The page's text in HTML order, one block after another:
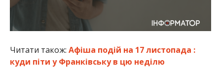
Читати також: Афіша подій на 17 листопада :
куди піти у Франківську в цю неділю